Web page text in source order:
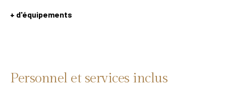
+ d'équipements
Personnel et services inclus